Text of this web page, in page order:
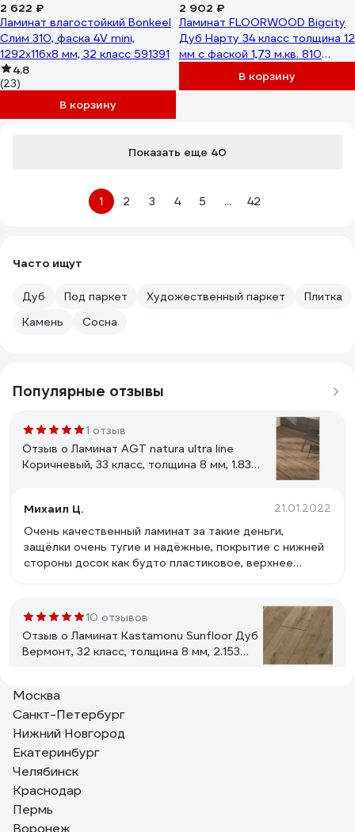
2 622 ₽
Ламинат влагостойкий Bonkeel
Слим 310, фаска 4V mini,
1292x116x8 мм, 32 класс 591391
4.8
(23)
В корзину
2 902 ₽
Ламинат FLOORWOOD Bigcity
Дуб Нарту 34 класс толщина 12
мм с фаской 1,73 м.кв. 810
Р0050060В корзину
Показать еще 40
1 2 3 4 5 ... 42
Часто ищут
Дуб Под паркет Художественный паркет
Плитка
Камень
Сосна
Популярные отзывы
1 отзыв
Отзыв о Ламинат AGT natura ultra line
Коричневый, 33 класс, толщина 8 мм, 1.834
Михаил Ц.
21.01.2022
Очень качественный ламинат за такие деньги,
защёлки очень тугие и надёжные, покрытие с нижней
стороны досок как будто пластиковое, верхнее
10 отзывов
Отзыв о Ламинат Kastamonu Sunfloor Дуб
Вермонт, 32 класс, толщина 8 мм, 2.153
Азамат Х.
Низкая цена Влагостойкий. Красивая фактура дерева
Реалистичный рисунок
Отзыв о Ламинат Kronopol Senso Aurum
Москва
Санкт-Петербург
Нижний Новгород
Екатеринбург
Челябинск
Краснодар
Пермь
Воронеж